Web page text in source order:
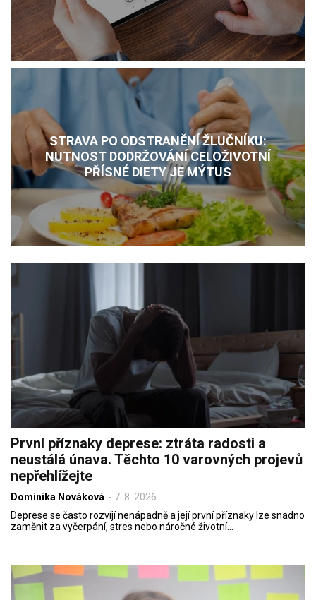
LÉKY
NEMOCI
KALKULAČKY
STRAVA PO ODSTRANĚNÍ ŽLUČNÍKU:
NUTNOST DODRŽOVÁNÍ CELOŽIVOTNÍ
PŘÍSNÉ DIETY JE MÝTUS
První příznaky deprese: ztráta radosti a
neustálá únava. Těchto 10 varovných projevů
nepřehlížejte
Dominika Nováková - 7. 8. 2026
Deprese se často rozvíjí nenápadně a její první příznaky lze snadno
zaměnit za vyčerpání, stres nebo náročné životní…